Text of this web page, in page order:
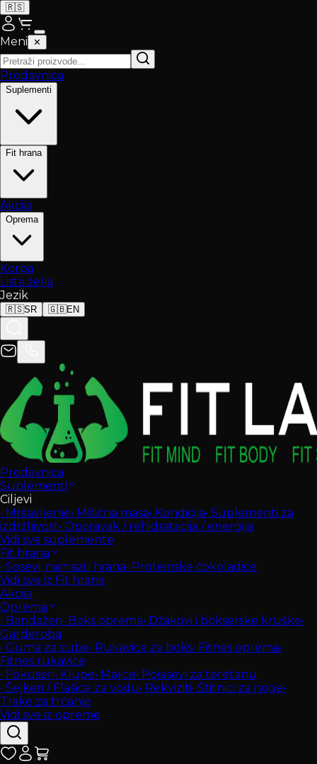
🇷🇸
Meni ✕
Prodavnica
Suplementi
Fit hrana
Akcija
Oprema
Korpa
Lista želja
Jezik
🇷🇸SR 🇬🇧EN
Prodavnica
Suplementi
Ciljevi
• Mršavljenje• Mišićna masa• Kondicija• Suplementi za
izdržljivost• Oporavak / rehidratacija / energija
Vidi sve suplemente
Fit hrana
• Sosevi, namazi i hrana• Proteinske čokoladice
Vidi sve iz Fit hrane
Akcija
Oprema
• Bandažeri• Boks oprema• Džakovi i bokserske kruške•
Garderoba
• Guma za zube• Rukavice za boks• Fitnes oprema•
Fitnes rukavice
• Fokuseri• Klupe• Majice• Pojasevi za teretanu
• Šejkeri / Flašice za vodu• Rekviziti• Štitnici za noge•
Trake za trčanje
Vidi sve iz opreme